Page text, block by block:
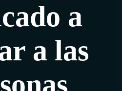
a
a las